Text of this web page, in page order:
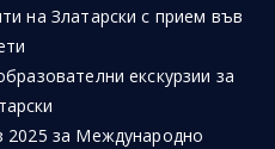
на Златарски с прием във
екскурзии за
2025 за Международно